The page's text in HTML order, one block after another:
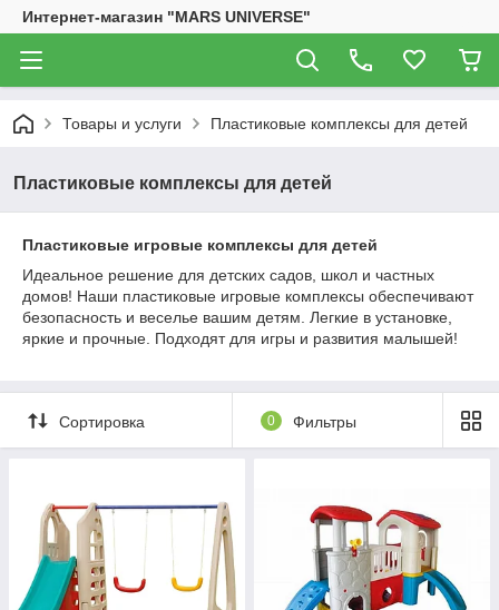
Интернет-магазин "MARS UNIVERSE"
Товары и услуги Пластиковые комплексы для детей
Пластиковые комплексы для детей
Пластиковые игровые комплексы для детей
Идеальное решение для детских садов, школ и частных
домов! Наши пластиковые игровые комплексы обеспечивают
безопасность и веселье вашим детям. Легкие в установке,
яркие и прочные. Подходят для игры и развития малышей!
Сортировка 0 Фильтры